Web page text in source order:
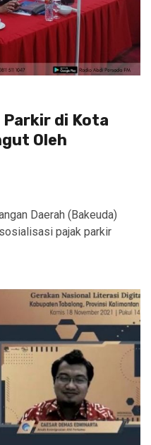
Parkir di Kota
Oleh
Daerah (Bakeuda)
pajak parkir